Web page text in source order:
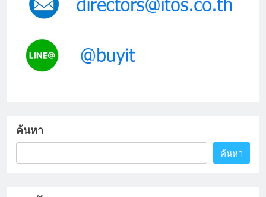
ค้นหา
ค้นหา